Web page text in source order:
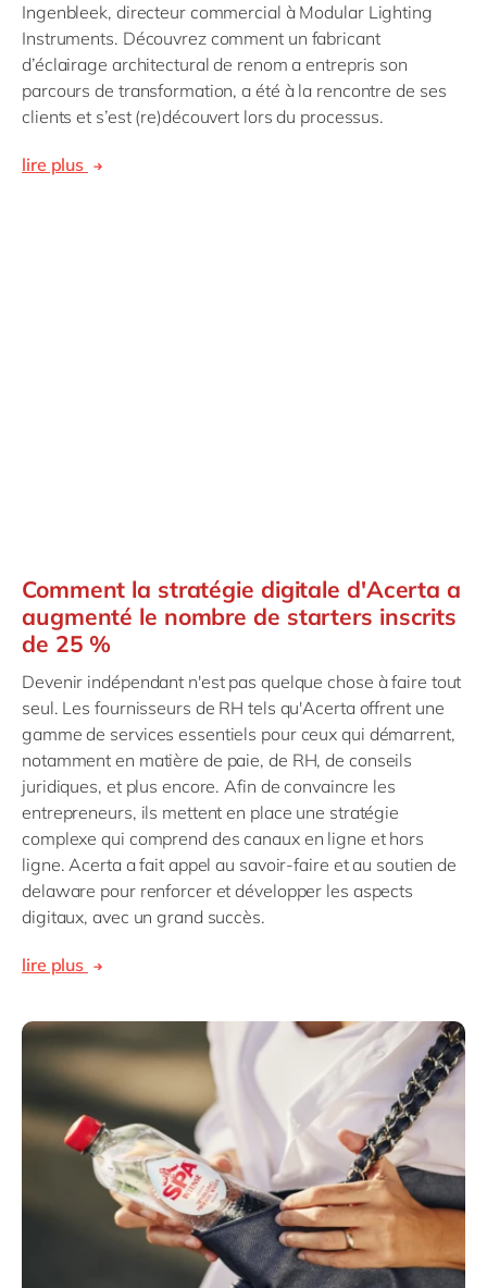
Ingenbleek, directeur commercial à Modular Lighting
Instruments. Découvrez comment un fabricant
d’éclairage architectural de renom a entrepris son
parcours de transformation, a été à la rencontre de ses
clients et s’est (re)découvert lors du processus.
lire plus
Comment la stratégie digitale d'Acerta a
augmenté le nombre de starters inscrits
de 25 %
Devenir indépendant n'est pas quelque chose à faire tout
seul. Les fournisseurs de RH tels qu'Acerta offrent une
gamme de services essentiels pour ceux qui démarrent,
notamment en matière de paie, de RH, de conseils
juridiques, et plus encore. Afin de convaincre les
entrepreneurs, ils mettent en place une stratégie
complexe qui comprend des canaux en ligne et hors
ligne. Acerta a fait appel au savoir-faire et au soutien de
delaware pour renforcer et développer les aspects
digitaux, avec un grand succès.
lire plus